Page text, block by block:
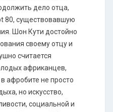
дело отца,
80, существовавшую
Шон Кути достойно
своему отцу и
считается
африканцев,
афробите не просто
но искусство,
социальной и